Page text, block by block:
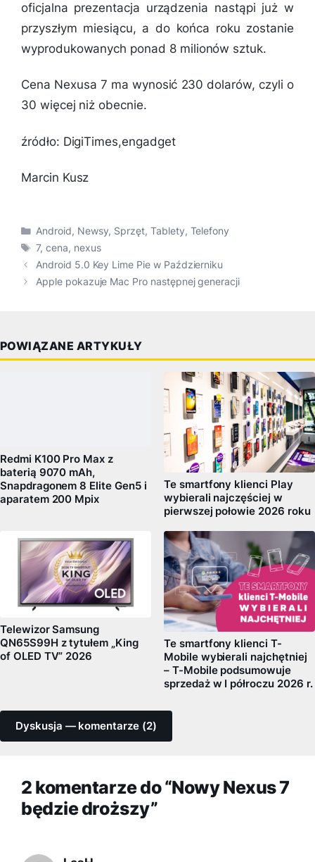
oficjalna prezentacja urządzenia nastąpi już w
przyszłym miesiącu, a do końca roku zostanie
wyprodukowanych ponad 8 milionów sztuk.
Cena Nexusa 7 ma wynosić 230 dolarów, czyli o
30 więcej niż obecnie.
źródło: DigiTimes,engadget
Marcin Kusz
Kategorie
Android, Newsy, Sprzęt, Tablety, Telefony
Tagi
7,cena, nexus
Android 5.0 Key Lime Pie w Październiku
Apple pokazuje Mac Pro następnej generacji
POWIĄZANE ARTYKUŁY
Redmi K100 Pro Max z
baterią 9070 mAh,
Snapdragonem 8 Elite Gen5 i
aparatem 200 Mpix
Te smartfony klienci Play
wybierali najczęściej w
pierwszej połowie 2026 roku
Telewizor Samsung
QN65S99H z tytułem „King
of OLED TV” 2026
Te smartfony klienci T-
Mobile wybierali najchętniej
– T-Mobile podsumowuje
sprzedaż w I półroczu 2026 r.
Dyskusja — komentarze (2)
2 komentarze do “Nowy Nexus 7
będzie droższy”